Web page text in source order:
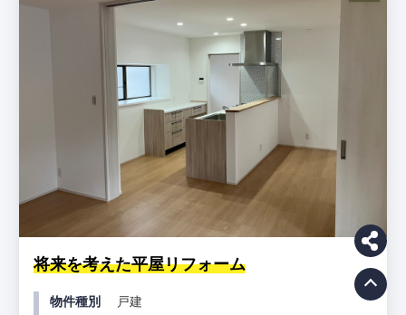
将来を考えた平屋リフォーム
物件種別 戸建